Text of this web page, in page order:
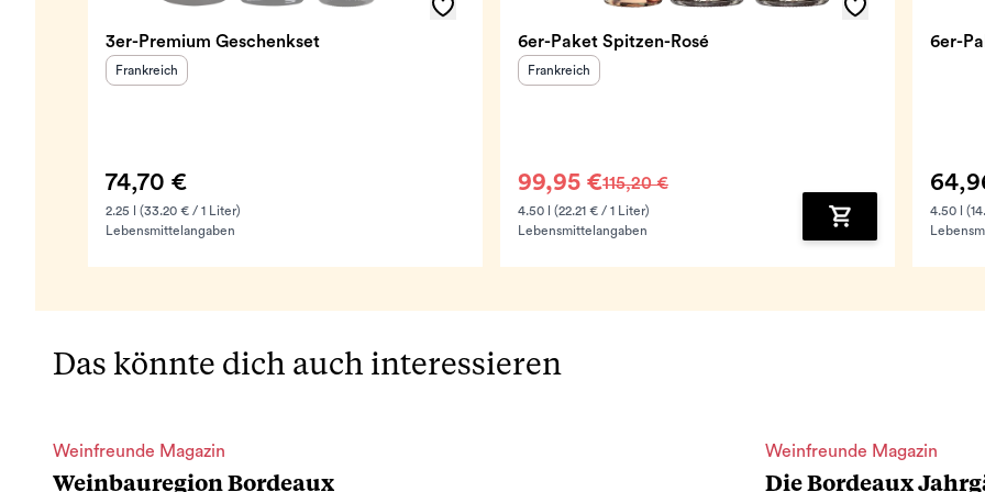
3er-Premium Geschenkset
Herkunftsland
Frankreich
74,70 €
2.25 l (33.20 € / 1 Liter)
Lebensmittelangaben
6er-Paket Spitzen-Rosé
Herkunftsland
Frankreich
99,95 €115,20 €
4.50 l (22.21 € / 1 Liter)
Lebensmittelangaben
Zum Warenkorb
6er-
4.50 l
Das könnte dich auch interessieren
Weinfreunde Magazin
Weinbauregion Bordeaux
Weinfreunde Magazin
Die Bordeaux